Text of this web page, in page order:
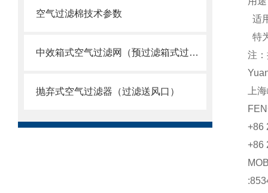
空气过滤棉技术参数
中效箱式空气过滤网（预过滤箱式过滤器）
抛弃式空气过滤器（过滤送风口）
适
特
注
上
+86
+86